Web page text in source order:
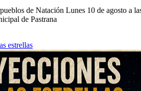
de Natación Lunes 10 de agosto a
de Pastrana
estrellas